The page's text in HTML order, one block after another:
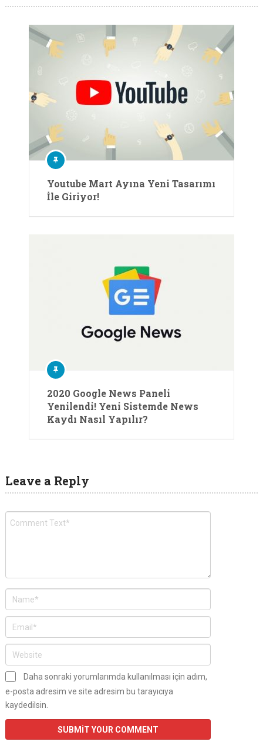
Youtube Mart Ayına Yeni Tasarımı
İle Giriyor!
2020 Google News Paneli
Yenilendi! Yeni Sistemde News
Kaydı Nasıl Yapılır?
Leave a Reply
Daha sonraki yorumlarımda kullanılması için adım,
e-posta adresim ve site adresim bu tarayıcıya
kaydedilsin.